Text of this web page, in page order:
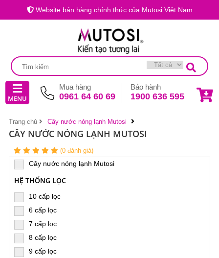
Website bán hàng chính thức của Mutosi Việt Nam
MENU
Mua hàng
0961 64 60 69
Bảo hành
1900 636 595
Trang chủ Cây nước nóng lạnh Mutosi
CÂY NƯỚC NÓNG LẠNH MUTOSI
(0 đánh giá)
Cây nước nóng lạnh Mutosi
HỆ THỐNG LỌC
10 cấp lọc
6 cấp lọc
7 cấp lọc
8 cấp lọc
9 cấp lọc